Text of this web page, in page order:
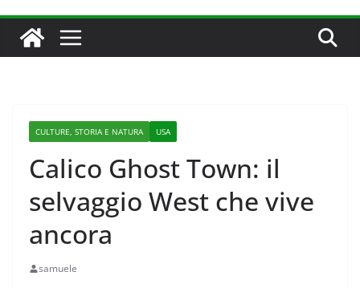
CULTURE, STORIA E NATURA USA
Calico Ghost Town: il
selvaggio West che vive
ancora
samuele